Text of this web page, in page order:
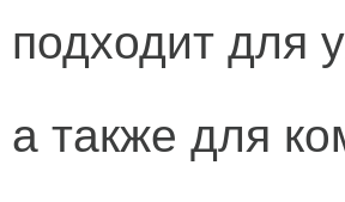
подходит для
а также для